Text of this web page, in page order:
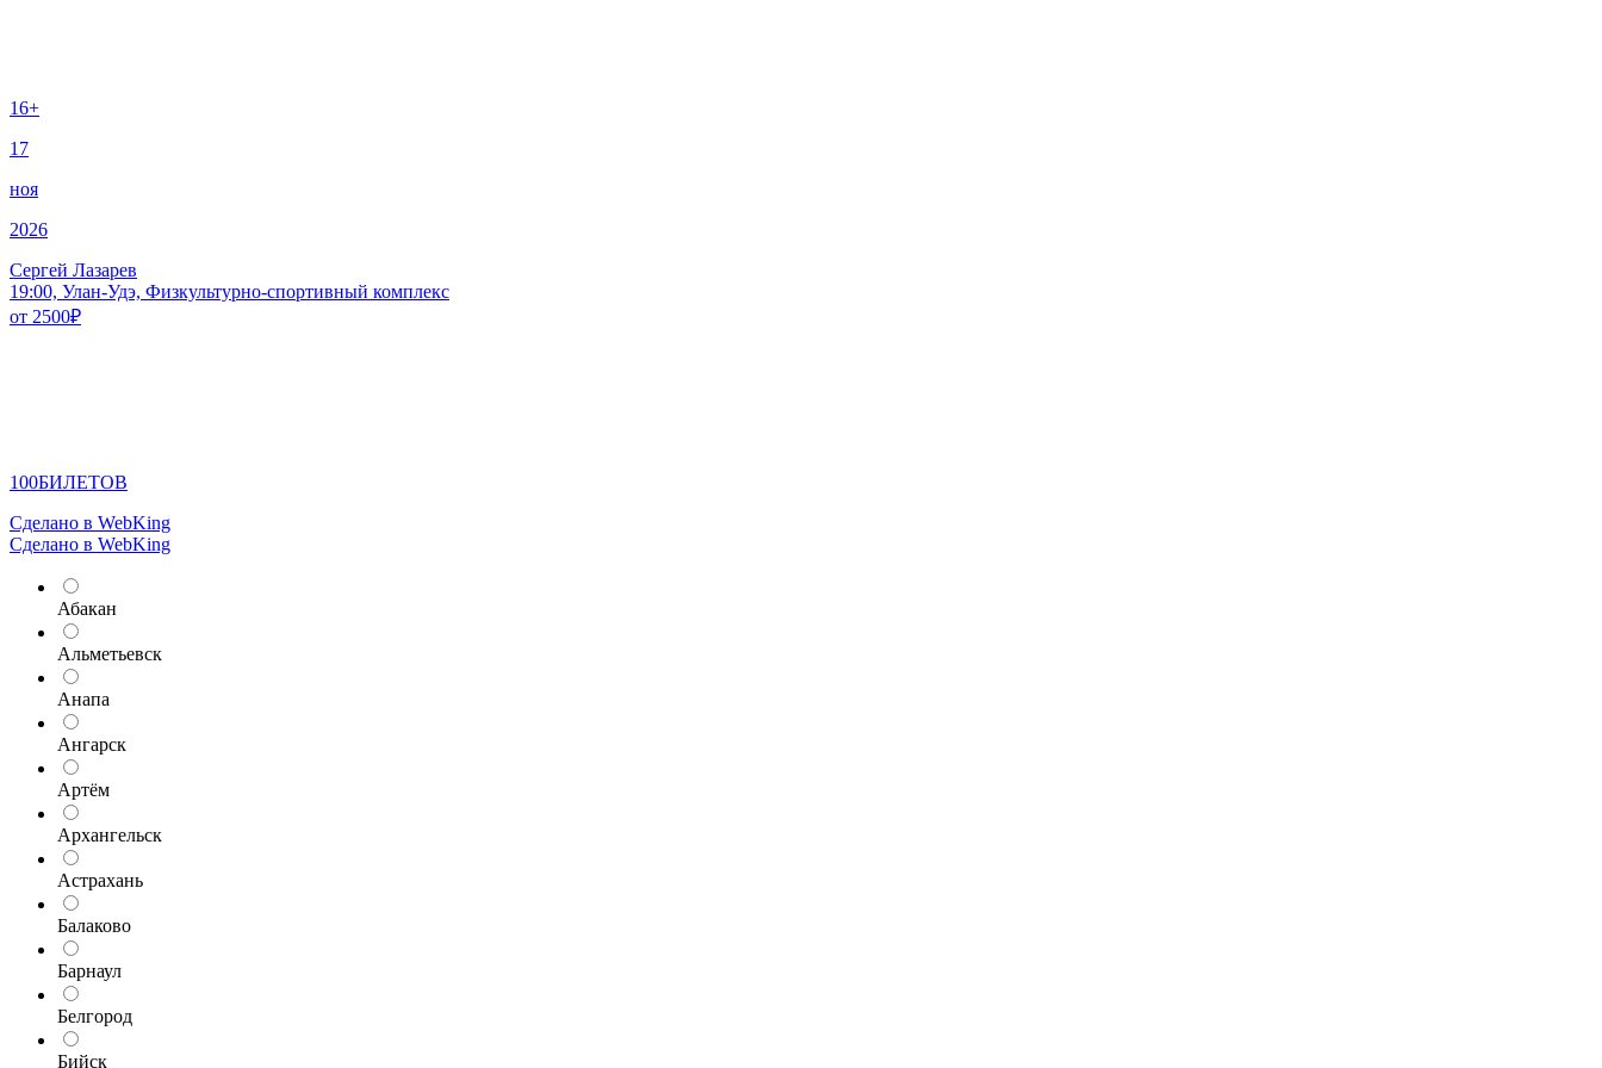
16+
17
ноя
2026
Сергей Лазарев
19:00, Улан-Удэ, Физкультурно-спортивный комплекс
от 2500₽
100БИЛЕТОВ
Сделано в WebKing
Сделано в WebKing
Абакан
Альметьевск
Анапа
Ангарск
Артём
Архангельск
Астрахань
Балаково
Барнаул
Белгород
Бийск